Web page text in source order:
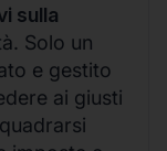
sulla
Solo un
e gestito
ai giusti